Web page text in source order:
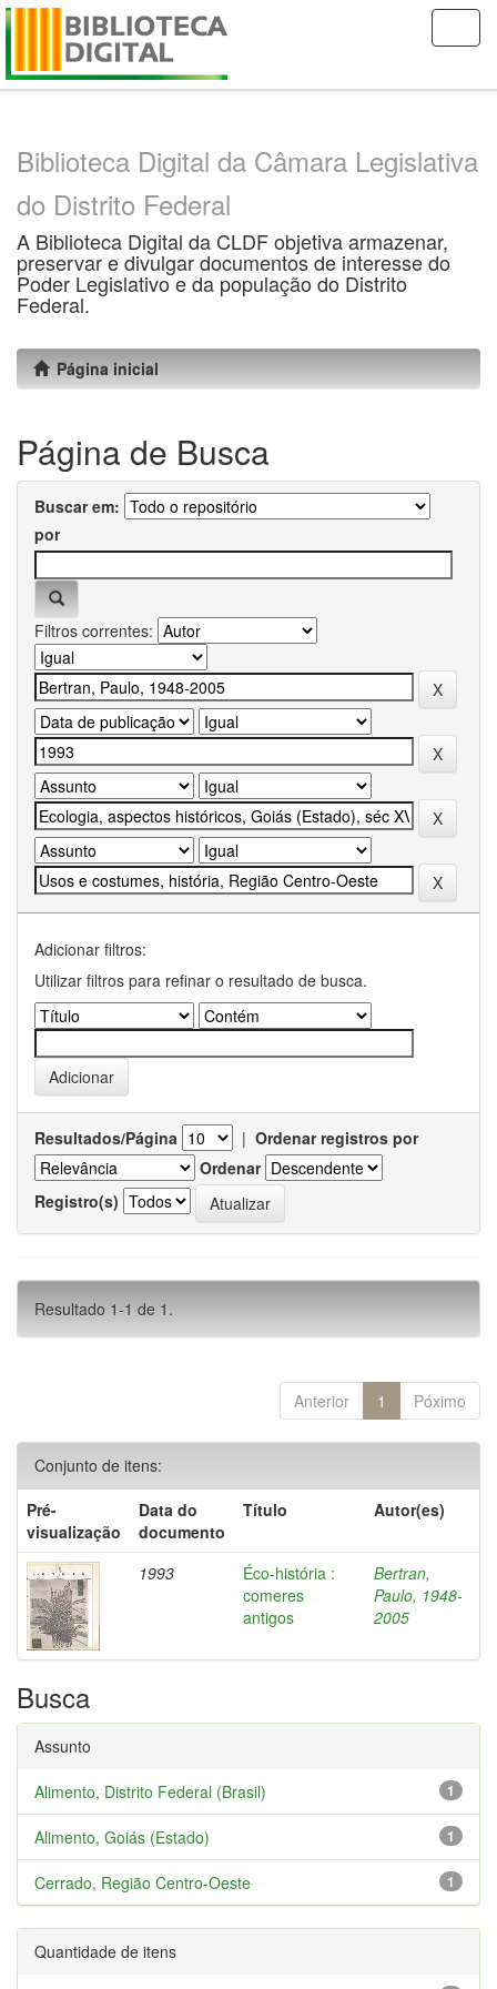
Skip
Biblioteca Digital da Câmara Legislativa
do Distrito Federal
A Biblioteca Digital da CLDF objetiva armazenar,
preservar e divulgar documentos de interesse do
Poder Legislativo e da população do Distrito
Federal.
Página inicial
Página de Busca
Buscar em:
por
Filtros correntes:
Adicionar filtros:
Utilizar filtros para refinar o resultado de busca.
Resultados/Página | Ordenar registros por
Ordenar
Registro(s)
Resultado 1-1 de 1.
Anterior 1 Póximo
Conjunto de itens:
Pré-
visualização
Data do
documento
Título Autor(es)
1993
Éco-história :
comeres
antigos
Bertran,
Paulo, 1948-
2005
Busca
Assunto
1
Alimento, Distrito Federal (Brasil)
1
Alimento, Goiás (Estado)
1
Cerrado, Região Centro-Oeste
Quantidade de itens